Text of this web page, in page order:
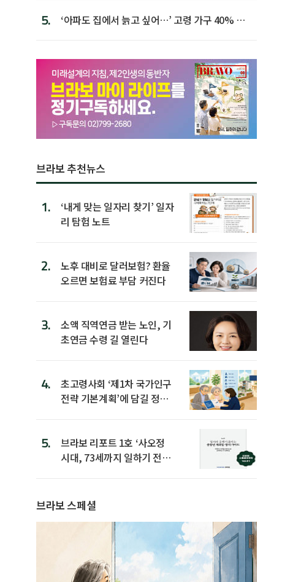
5.
‘아파도 집에서 늙고 싶어…’ 고령 가구 40% 노
브라보 추천뉴스
1.
‘내게 맞는 일자리 찾기’ 일자
리 탐험 노트
2.
노후 대비로 달러보험? 환율
오르면 보험료 부담 커진다
3.
소액 직역연금 받는 노인, 기
초연금 수령 길 열린다
4.
초고령사회 ‘제1차 국가인구
전략 기본계획’에 담길 정책
5.
브라보 리포트 1호 ‘사오정
시대, 73세까지 일하기 전략’
브라보 스페셜